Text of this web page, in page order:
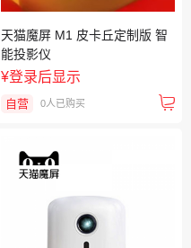
天猫魔屏 M1 皮卡丘定制版 智
能投影仪
¥登录后显示
自营 0人已购买